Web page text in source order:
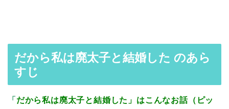
だから私は廃太子と結婚した のあら
すじ
「 だから私は廃太子と結婚した」はこんなお話（ピッ